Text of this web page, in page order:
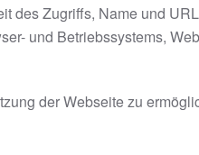
des Zugriffs, Name und
und Betriebssystems,
der Webseite zu